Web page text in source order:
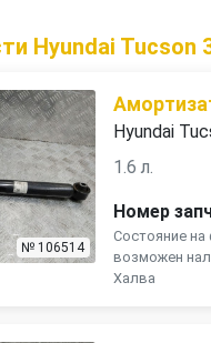
Hyundai Tucson
№ 106514
Hyundai
1.6 л.
Номер
Состояние на
возможен
Халва